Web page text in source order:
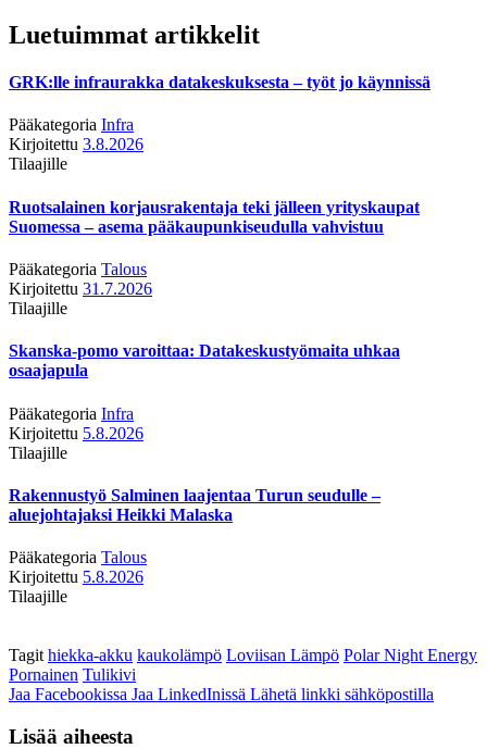
Luetuimmat artikkelit
GRK:lle infraurakka datakeskuksesta – työt jo käynnissä
Pääkategoria Infra
Kirjoitettu 3.8.2026
Tilaajille
Ruotsalainen korjausrakentaja teki jälleen yrityskaupat
Suomessa – asema pääkaupunkiseudulla vahvistuu
Pääkategoria Talous
Kirjoitettu 31.7.2026
Tilaajille
Skanska-pomo varoittaa: Datakeskustyömaita uhkaa
osaajapula
Pääkategoria Infra
Kirjoitettu 5.8.2026
Tilaajille
Rakennustyö Salminen laajentaa Turun seudulle –
aluejohtajaksi Heikki Malaska
Pääkategoria Talous
Kirjoitettu 5.8.2026
Tilaajille
Tagit hiekka-akku kaukolämpö Loviisan Lämpö Polar Night Energy
Pornainen Tulikivi
Jaa Facebookissa Jaa LinkedInissä Lähetä linkki sähköpostilla
Lisää aiheesta